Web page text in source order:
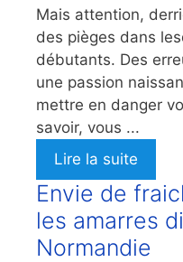
Mais attention,
des pièges dans
débutants. Des
une passion
mettre en danger
savoir, vous ...
Lire la suite
Envie de
les amarres
Normandie